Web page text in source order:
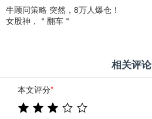
牛顾问策略 突然，8万人爆仓！
女股神，＂翻车＂
相关评论
本文评分*